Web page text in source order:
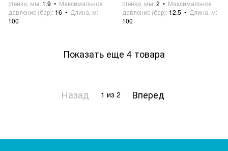
стенки, мм 1.9
Максимальное
давление (бар) 16
Длина, м
100
стенки, мм 2
Максимальное
давление (бар) 12.5
Длина, м
100
Показать еще 4 товара
Назад 1 из 2 Вперед